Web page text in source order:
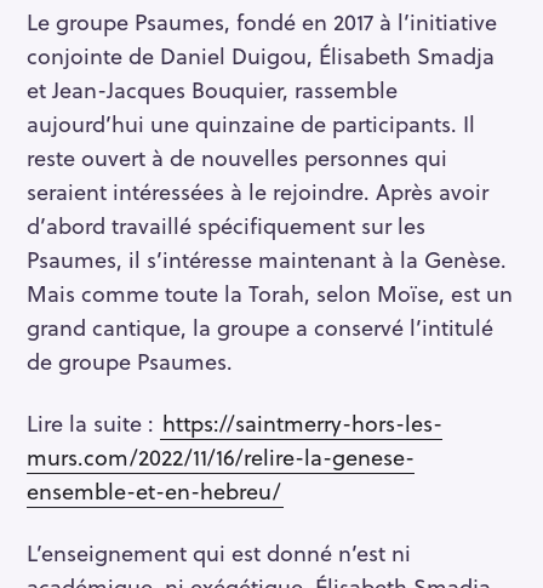
Le groupe Psaumes, fondé en 2017 à l’initiative
conjointe de Daniel Duigou, Élisabeth Smadja
et Jean-Jacques Bouquier, rassemble
aujourd’hui une quinzaine de participants. Il
reste ouvert à de nouvelles personnes qui
seraient intéressées à le rejoindre. Après avoir
d’abord travaillé spécifiquement sur les
Psaumes, il s’intéresse maintenant à la Genèse.
Mais comme toute la Torah, selon Moïse, est un
grand cantique, la groupe a conservé l’intitulé
de groupe Psaumes.
Lire la suite : https://saintmerry-hors-les-
murs.com/2022/11/16/relire-la-genese-
ensemble-et-en-hebreu/
L’enseignement qui est donné n’est ni